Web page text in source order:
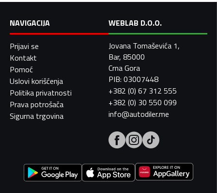
NAVIGACIJA
Prijavi se
Kontakt
Pomoć
Uslovi korišćenja
Politika privatnosti
Prava potrošača
Sigurna trgovina
WEBLAB D.O.O.
Jovana Tomaševića 1,
Bar, 85000
Crna Gora
PIB: 03007448
+382 (0) 67 312 555
+382 (0) 30 550 099
info@autodiler.me